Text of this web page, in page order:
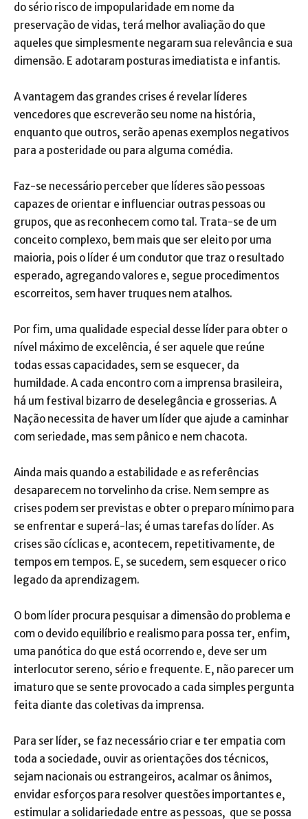
do sério risco de impopularidade em nome da
preservação de vidas, terá melhor avaliação do que
aqueles que simplesmente negaram sua relevância e sua
dimensão. E adotaram posturas imediatista e infantis.
A vantagem das grandes crises é revelar líderes
vencedores que escreverão seu nome na história,
enquanto que outros, serão apenas exemplos negativos
para a posteridade ou para alguma comédia.
Faz-se necessário perceber que líderes são pessoas
capazes de orientar e influenciar outras pessoas ou
grupos, que as reconhecem como tal. Trata-se de um
conceito complexo, bem mais que ser eleito por uma
maioria, pois o líder é um condutor que traz o resultado
esperado, agregando valores e, segue procedimentos
escorreitos, sem haver truques nem atalhos.
Por fim, uma qualidade especial desse líder para obter o
nível máximo de excelência, é ser aquele que reúne
todas essas capacidades, sem se esquecer, da
humildade. A cada encontro com a imprensa brasileira,
há um festival bizarro de deselegância e grosserias. A
Nação necessita de haver um líder que ajude a caminhar
com seriedade, mas sem pânico e nem chacota.
Ainda mais quando a estabilidade e as referências
desaparecem no torvelinho da crise. Nem sempre as
crises podem ser previstas e obter o preparo mínimo para
se enfrentar e superá-las; é umas tarefas do líder. As
crises são cíclicas e, acontecem, repetitivamente, de
tempos em tempos. E, se sucedem, sem esquecer o rico
legado da aprendizagem.
O bom líder procura pesquisar a dimensão do problema e
com o devido equilíbrio e realismo para possa ter, enfim,
uma panótica do que está ocorrendo e, deve ser um
interlocutor sereno, sério e frequente. E, não parecer um
imaturo que se sente provocado a cada simples pergunta
feita diante das coletivas da imprensa.
Para ser líder, se faz necessário criar e ter empatia com
toda a sociedade, ouvir as orientações dos técnicos,
sejam nacionais ou estrangeiros, acalmar os ânimos,
envidar esforços para resolver questões importantes e,
estimular a solidariedade entre as pessoas, que se possa